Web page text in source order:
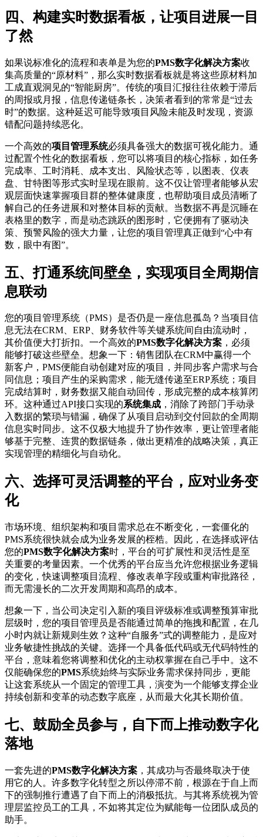
四、构建实时数据看板，让项目进展一目
了然
如果说标准化的流程和表单是为您的PMS数字化解决方案收
集高质量的“原材料”，那么实时数据看板就是将这些原材料加
工成直观洞见的“智能厨房”。传统的项目汇报往往依赖于滞后
的周报或月报，信息传递链条长，决策者看到的常常是“过去
时”的数据。这种延迟可能导致项目风险未能及时发现，资源
错配问题持续恶化。
一个高效的项目管理系统必须具备强大的数据可视化能力。通
过配置个性化的数据看板，您可以将项目的核心指标，如任务
完成率、工时消耗、成本支出、风险状态等，以图表、仪表
盘、甘特图等形式实时呈现在眼前。这不仅让管理者能够从宏
观层面快速掌握项目群的整体健康度，也帮助项目成员清晰了
解自己的任务进展和对整体目标的贡献。当数据不再是沉睡在
表格里的数字，而是动态跳跃的图形时，它便拥有了驱动决
策、预警风险的强大力量，让您的项目管理真正做到“心中有
数，眼中有图”。
五、打通系统间壁垒，实现项目全周期信
息联动
您的项目管理系统（PMS）是否仍是一座信息孤岛？当项目信
息无法在CRM、ERP、财务软件等关键系统间自由流动时，
其价值便大打折扣。一个高效的PMS数字化解决方案 ，必须
能够打破这些壁垒。想象一下：销售团队在CRM中赢得一个
新客户，PMS便能自动创建对应的项目，并同步客户需求与合
同信息；项目产生的采购需求，能无缝传递至ERP系统；项目
完成结算时，财务数据又能自动回传，形成完整的成本核算闭
环。这种通过API接口实现的系统集成 ，消除了跨部门手动录
入数据的繁琐与错漏，确保了从项目启动到交付回款的全周期
信息实时同步。这不仅极大地提升了协作效率，更让管理者能
够基于完整、连贯的数据链条，做出更精准的战略决策，真正
实现管理的精细化与自动化。
六、选择可灵活调整的平台，应对业务变
化
市场环境、组织架构和项目需求总在不断变化，一套僵化的
PMS系统很快就会成为业务发展的桎梏。因此，在选择或评估
您的PMS数字化解决方案时，平台的可扩展性和灵活性是至
关重要的考量因素。一个优秀的平台应当允许您根据业务逻辑
的变化，快速调整项目流程、修改表单字段或重构审批路径，
而无需漫长的二次开发周期和高昂的成本。
想象一下，当公司决定引入新的项目评级标准或调整预算审批
层级时，您的项目管理员是否能通过简单的拖拽和配置，在几
小时内就让新规则生效？这种“自服务”式的调整能力，是应对
业务敏捷性挑战的关键。选择一个具备低代码或无代码特性的
平台，意味着您将调整和优化的主动权掌握在自己手中。这不
仅能确保您的PMS系统始终与实际业务需求保持同步，更能
让这套系统从一个固定的管理工具，演变为一个能够支撑企业
持续创新和变革的动态数字底座，从而最大化其长期价值。
七、鼓励全员参与，自下而上推动数字化
落地
一套先进的PMS数字化解决方案 ，其成功与否最终取决于使
用它的人。许多数字化转型之所以停滞不前，根源在于自上而
下的强制推行遭遇了自下而上的消极抵抗。与其将系统视为管
理层监控员工的工具，不如将其定位为赋能每一位团队成员的
助手。